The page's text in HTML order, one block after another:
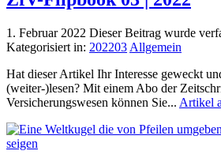
1. Februar 2022 Dieser Beitrag wurde
Kategorisiert in: 202203 Allgemein
Hat dieser Artikel Ihr Interesse geweckt
(weiter-)lesen? Mit einem Abo der
Versicherungswesen können Sie... Artikel